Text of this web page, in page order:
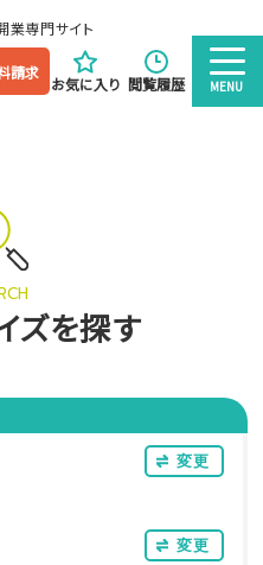
業専門サイト
請求
お気に入り 閲覧履歴 MENU
ズを探す
変更
変更